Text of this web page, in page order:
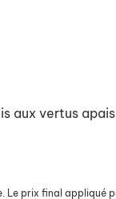
aux vertus
prix final appliqué